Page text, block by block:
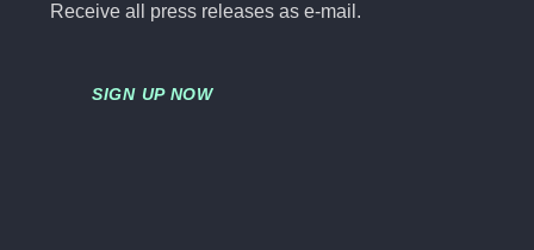
Receive all press releases as e-mail.
SIGN UP NOW